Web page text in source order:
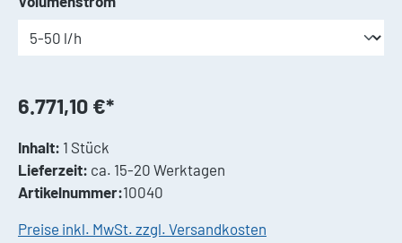
6.771,10 €*
Inhalt: 1 Stück
Lieferzeit: ca. 15-20 Werktagen
Artikelnummer:10040
Preise inkl. MwSt. zzgl. Versandkosten